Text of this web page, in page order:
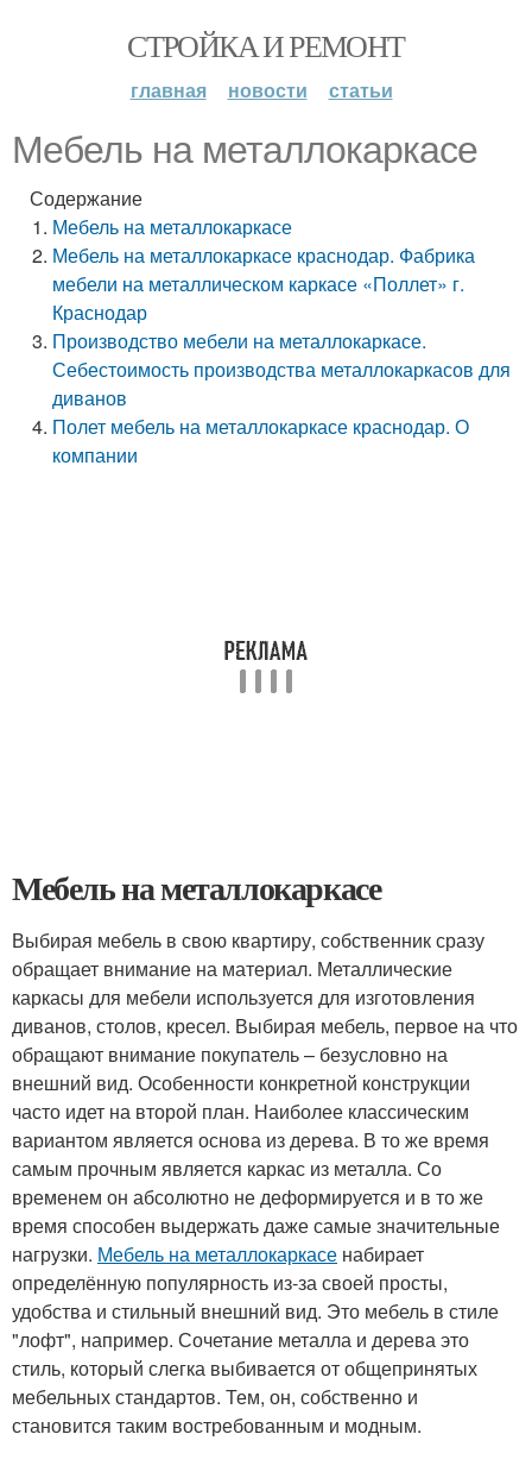
СТРОЙКА И РЕМОНТ
главная новости статьи
Мебель на металлокаркасе
Содержание
Мебель на металлокаркасе
Мебель на металлокаркасе краснодар. Фабрика
мебели на металлическом каркасе «Поллет» г.
Краснодар
Производство мебели на металлокаркасе.
Себестоимость производства металлокаркасов для
диванов
Полет мебель на металлокаркасе краснодар. О
компании
Мебель на металлокаркасе
Выбирая мебель в свою квартиру, собственник сразу
обращает внимание на материал. Металлические
каркасы для мебели используется для изготовления
диванов, столов, кресел. Выбирая мебель, первое на что
обращают внимание покупатель – безусловно на
внешний вид. Особенности конкретной конструкции
часто идет на второй план. Наиболее классическим
вариантом является основа из дерева. В то же время
самым прочным является каркас из металла. Со
временем он абсолютно не деформируется и в то же
время способен выдержать даже самые значительные
нагрузки. Мебель на металлокаркасе набирает
определённую популярность из-за своей просты,
удобства и стильный внешний вид. Это мебель в стиле
"лофт", например. Сочетание металла и дерева это
стиль, который слегка выбивается от общепринятых
мебельных стандартов. Тем, он, собственно и
становится таким востребованным и модным.